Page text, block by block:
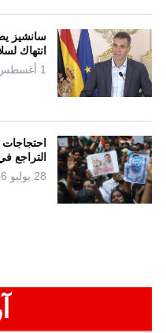
سانشيز
انتهاك
1 أغسطس 2026
التراجع
28 يوليو 2026